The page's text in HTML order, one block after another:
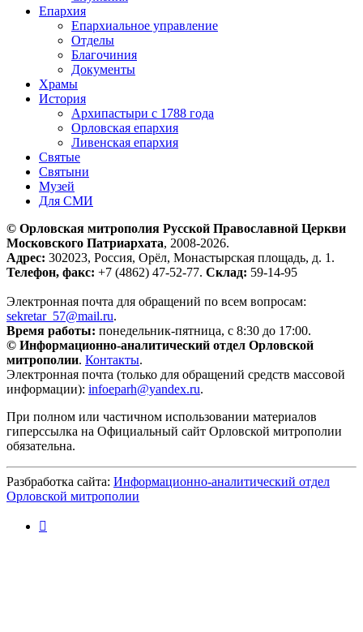
Епархия
Епархиальное управление
Отделы
Благочиния
Документы
Храмы
История
Архипастыри с 1788 года
Орловская епархия
Ливенская епархия
Святые
Святыни
Музей
Для СМИ
© Орловская митрополия Русской Православной Церкви
Московского Патриархата, 2008-2026.
Адрес: 302023, Россия, Орёл, Монастырская площадь, д. 1.
Телефон, факс: +7 (4862) 47-52-77. Склад: 59-14-95
Электронная почта для обращений по всем вопросам:
sekretar_57@mail.ru(ссылка для отправки email)
.
Время работы: понедельник-пятница, с 8:30 до 17:00.
© Информационно-аналитический отдел Орловской
митрополии. Контакты.
Электронная почта (только для обращений средств массовой
информации): infoeparh@yandex.ru(ссылка для отправки email)
.
При полном или частичном использовании материалов
гиперссылка на Официальный сайт Орловской митрополии
обязательна.
Разбработка сайта: Информационно-аналитический отдел
Орловской митрополии